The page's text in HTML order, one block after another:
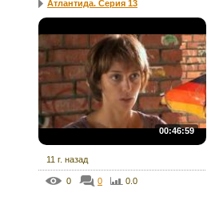
Атлантида. Серия 13
00:46:59
11 г. назад
0 0 0.0